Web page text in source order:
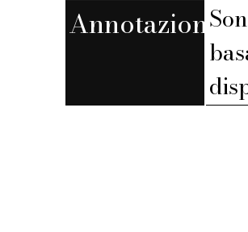
Annotazioni